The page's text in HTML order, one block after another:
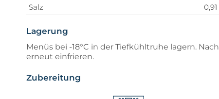
Salz
Lagerung
Menüs bei -18°C in der Tiefkühltruhe lagern.
erneut einfrieren.
Zubereitung